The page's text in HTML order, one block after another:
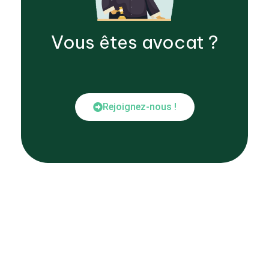
Vous êtes avocat ?
Rejoignez-nous !